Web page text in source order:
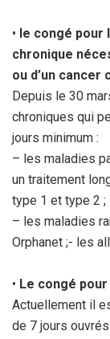
• le congé pour
chronique
ou d’un cancer
Depuis le 30
chroniques qui
jours minimum :
– les maladies
un traitement
type 1 et type 2 ;
– les maladies
Orphanet ;- les
• Le congé
Actuellement il
de 7 jours